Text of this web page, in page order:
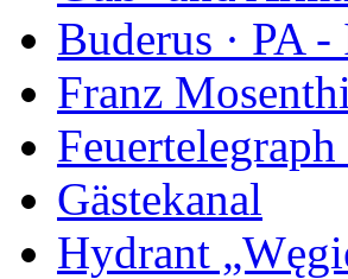
Buderus · PA
Franz
Gästekanal
Hydrant